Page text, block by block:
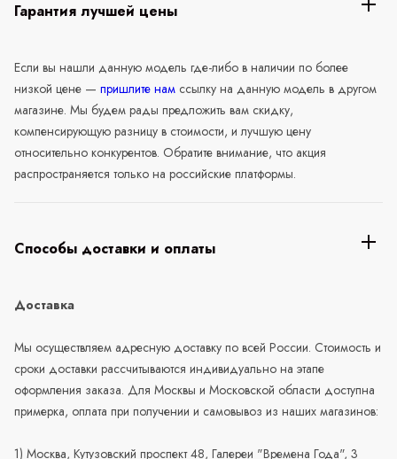
Гарантия лучшей цены
Если вы нашли данную модель где-либо в наличии по более
низкой цене — пришлите нам ссылку на данную модель в другом
магазине. Мы будем рады предложить вам скидку,
компенсирующую разницу в стоимости, и лучшую цену
относительно конкурентов. Обратите внимание, что акция
распространяется только на российские платформы.
Способы доставки и оплаты
Доставка
Мы осуществляем адресную доставку по всей России. Стоимость и
сроки доставки рассчитываются индивидуально на этапе
оформления заказа. Для Москвы и Московской области доступна
примерка, оплата при получении и самовывоз из наших магазинов:
1) Москва, Кутузовский проспект 48, Галереи "Времена Года", 3